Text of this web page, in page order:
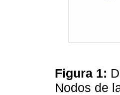
Figura 1:
Nodos de